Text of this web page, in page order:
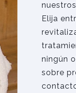
Elija
ningún
sobre